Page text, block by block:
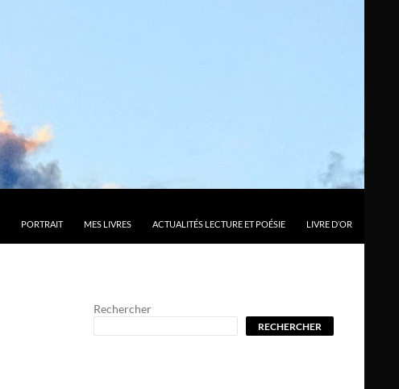
PORTRAIT MES LIVRES ACTUALITÉS LECTURE ET POÉSIE LIVRE D’OR
Rechercher
RECHERCHER